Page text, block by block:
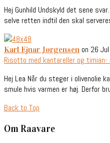
Hej Gunhild Undskyld det sene
selve retten indtil den skal
Karl Ejnar Jørgensen on 26 Jul
Risotto med kantareller og timian-
Hej Lea Når du steger i olivenolie
smule hvis varmen er høj. Derfor
Back to Top
Om Raavare